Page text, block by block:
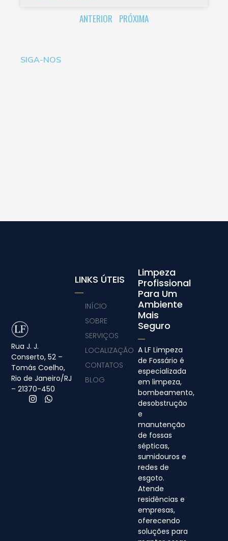
ANTERIOR PRÓXIMA
SIGA-NOS
Rua J. J.
Conserto, 52 –
Tomás Coelho,
Rio de Janeiro/RJ
– 21370-450
Limpeza
Profissional
Para Um
Ambiente
Mais
Seguro
A LF Limpeza
de Fossário é
especializada
em limpeza,
bombeamento,
desobstrução
e
manutenção
de fossas
sépticas,
sumidouros e
redes de
esgoto.
Atende
residências e
empresas,
oferecendo
soluções para
LINKS ÚTEIS
INÍCIO
SOBRE
SERVIÇOS
LOCALIZAÇÃO
CONTATOS
BLOG